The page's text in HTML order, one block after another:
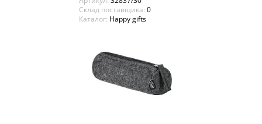
Склад поставщика: 0
Каталог: Happy gifts